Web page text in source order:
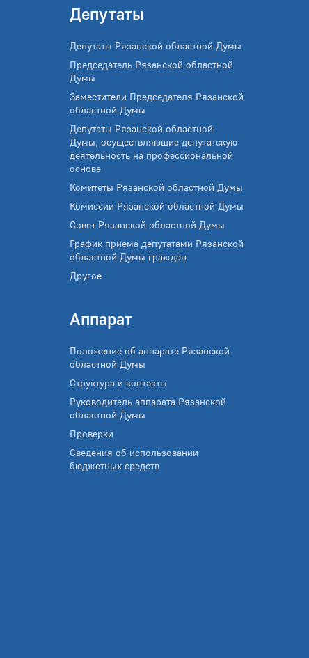
Депутаты
Депутаты Рязанской областной Думы
Председатель Рязанской областной
Думы
Заместители Председателя Рязанской
областной Думы
Депутаты Рязанской областной
Думы, осуществляющие депутатскую
деятельность на профессиональной
основе
Комитеты Рязанской областной Думы
Комиссии Рязанской областной Думы
Совет Рязанской областной Думы
График приема депутатами Рязанской
областной Думы граждан
Другое
Аппарат
Положение об аппарате Рязанской
областной Думы
Структура и контакты
Руководитель аппарата Рязанской
областной Думы
Проверки
Сведения об использовании
бюджетных средств